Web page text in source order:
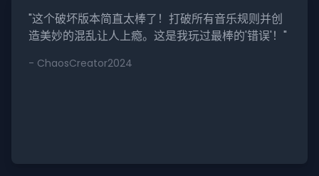
"这个破坏版本简直太棒了！打破所有音乐规则并创
造美妙的混乱让人上瘾。这是我玩过最棒的'错误'！"
- ChaosCreator2024